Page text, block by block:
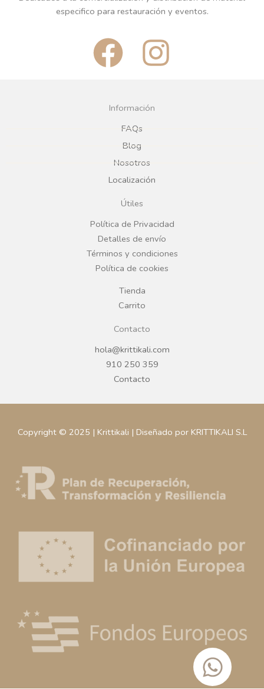
especifico para restauración y eventos.
F
a
c
e
b
o
o
k
I
n
g
r
a
Información
FAQs
Blog
Nosotros
Localización
Útiles
Política de Privacidad
Detalles de envío
Términos y condiciones
Política de cookies
Tienda
Carrito
Contacto
hola@krittikali.com
910 250 359
Contacto
Copyright © 2025 | Krittikali | Diseñado por KRITTIKALI S.L